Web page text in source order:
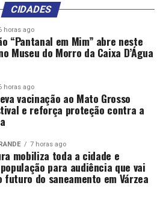
CIDADES
horas ago
“Pantanal em Mim” abre neste
Museu do Morro da Caixa D’Água
horas ago
vacinação ao Mato Grosso
e reforça proteção contra a
7 horas ago
mobiliza toda a cidade e
para audiência que vai
do saneamento em Várzea